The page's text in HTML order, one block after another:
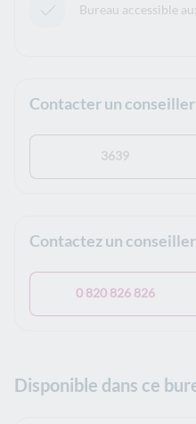
Bureau accessible
Contacter un
3639
Contactez un
0 820 826 826
Disponible dans ce